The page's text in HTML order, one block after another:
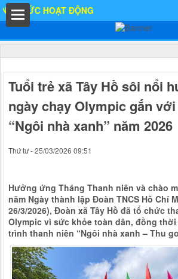
HOẠT ĐỘNG
Tuổi trẻ xã Tây Hồ sôi nổi
ngày chạy Olympic gắn
“Ngôi nhà xanh” năm 2026
Thứ tư - 25/03/2026 09:51
Hưởng ứng Tháng Thanh niên và chào
năm Ngày thành lập Đoàn TNCS Hồ Chí
26/3/2026), Đoàn xã Tây Hồ đã tổ chức
Olympic vì sức khỏe toàn dân, đồng
trình thanh niên “Ngôi nhà xanh – Thu